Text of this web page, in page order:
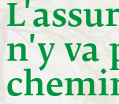
n'y va